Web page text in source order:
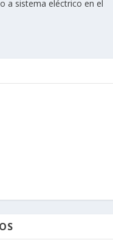
a sistema eléctrico en el